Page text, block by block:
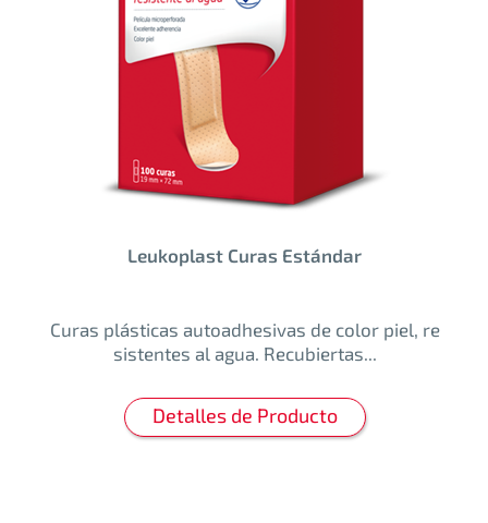
Leukoplast Curas Estándar
Curas plásticas autoadhesivas de color piel, re
sistentes al agua. Recubiertas...
Detalles de Producto